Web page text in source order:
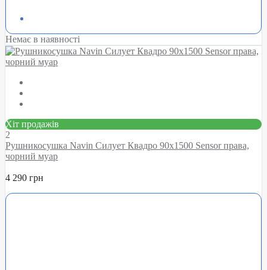
Немає в наявності
Хіт продажів
2
Рушникосушка Navin Силует Квадро 90х1500 Sensor права,
чорний муар
4 290 грн